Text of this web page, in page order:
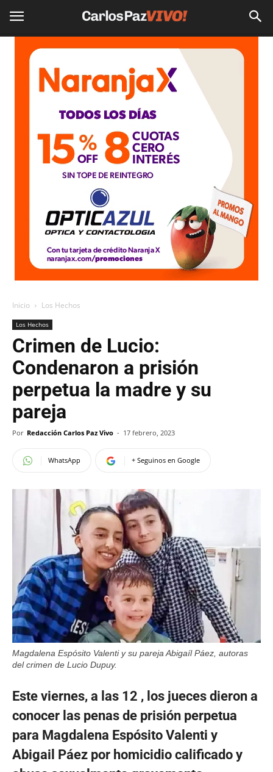
Inicio Los Hechos
Los Hechos
Crimen de Lucio:
Condenaron a prisión
perpetua la madre y su
pareja
Por Redacción Carlos Paz Vivo - 17 febrero, 2023
WhatsApp + Seguinos en Google
Magdalena Espósito Valenti y su pareja Abigaíl Páez, autoras
del crimen de Lucio Dupuy.
Este viernes, a las 12 , los jueces dieron a
conocer las penas de prisión perpetua
para Magdalena Espósito Valenti y
Abigail Páez por homicidio calificado y